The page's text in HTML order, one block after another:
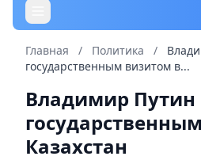
Главная / Политика /
государственным визитом в...
Владимир Путин
Казахстан